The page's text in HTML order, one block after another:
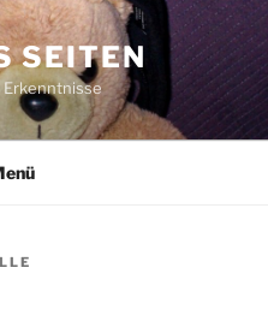
SEITEN
Erkenntnisse